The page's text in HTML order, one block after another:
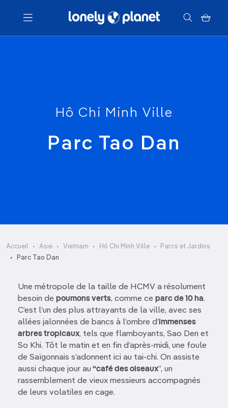
Menu
Hô Chi Minh Ville
Parc Tao Dan
Accueil Asie Vietnam Hô Chi Minh Ville
Parcs et Jardins
Parc Tao Dan
Une métropole de la taille de HCMV a résolument
besoin de poumons verts, comme ce parc de 10 ha.
C’est l’un des plus attrayants de la ville, avec ses
allées jalonnées de bancs à l’ombre d’ immenses
arbres tropicaux, tels que flamboyants, Sao Den et
So Khi. Tôt le matin et en fin d’après-midi, une foule
de Saïgonnais s’adonnent ici au tai-chi. On assiste
aussi chaque jour au “café des oiseaux”, un
rassemblement de vieux messieurs accompagnés
de leurs volatiles en cage.